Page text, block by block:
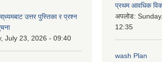
उत्तर पुस्तिका र प्रश्न
July 23, 2026 - 09:40
प्रथम आवधिक
अपलोड:
12:35
wash Plan